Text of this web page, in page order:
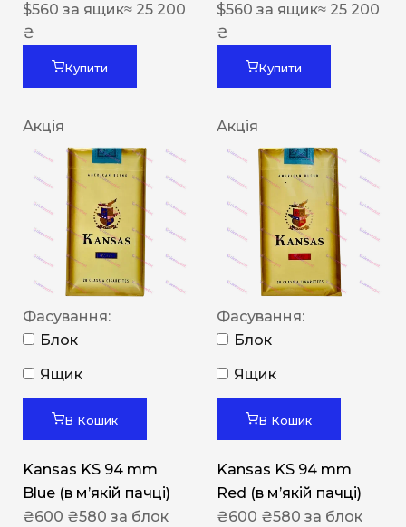
$560 за ящик≈ 25 200
₴
Купити
$560 за ящик≈ 25 200
₴
Купити
Акція
Фасування:
Блок
Ящик
В Кошик
Kansas KS 94 mm
Blue (в мʼякій пачці)
₴600 ₴580 за блок
Акція
Фасування:
Блок
Ящик
В Кошик
Kansas KS 94 mm
Red (в мʼякій пачці)
₴600 ₴580 за блок